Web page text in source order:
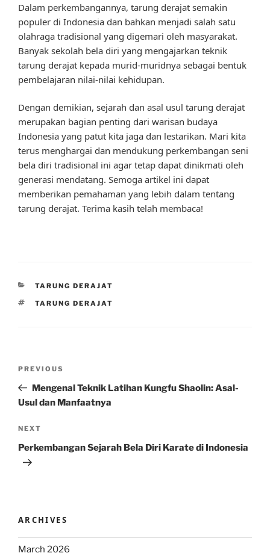
Dalam perkembangannya, tarung derajat semakin
populer di Indonesia dan bahkan menjadi salah satu
olahraga tradisional yang digemari oleh masyarakat.
Banyak sekolah bela diri yang mengajarkan teknik
tarung derajat kepada murid-muridnya sebagai bentuk
pembelajaran nilai-nilai kehidupan.
Dengan demikian, sejarah dan asal usul tarung derajat
merupakan bagian penting dari warisan budaya
Indonesia yang patut kita jaga dan lestarikan. Mari kita
terus menghargai dan mendukung perkembangan seni
bela diri tradisional ini agar tetap dapat dinikmati oleh
generasi mendatang. Semoga artikel ini dapat
memberikan pemahaman yang lebih dalam tentang
tarung derajat. Terima kasih telah membaca!
CATEGORIES
TARUNG DERAJAT
TAGS
TARUNG DERAJAT
Previous
Post
PREVIOUS
Mengenal Teknik Latihan Kungfu Shaolin: Asal-
Usul dan Manfaatnya
Next
Post
NEXT
Perkembangan Sejarah Bela Diri Karate di Indonesia
ARCHIVES
March 2026